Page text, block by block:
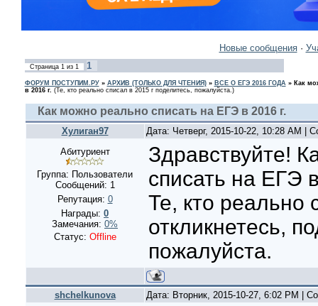
Новые сообщения·
Страница 1из 1 1
ФОРУМ ПОСТУПИМ.РУ» АРХИВ (ТОЛЬКО ДЛЯ ЧТЕНИЯ)» ВСЕ О ЕГЭ 2016 ГОДА » Как
в 2016 г. (Те, кто реально списал в 2015 г поделитесь, пожалуйста.)
Как можно реально списать на ЕГЭ в 2016 г.
Хулиган97
Дата: Четверг, 2015-10-22, 10:28 AM |
Абитуриент
Группа: Пользователи
Сообщений: 1
Репутация: 0
Награды: 0
Замечания: 0%
Статус: Offline
Здравствуйте!
списать на ЕГЭ
Те, кто реально
откликнетесь,
пожалуйста.
shchelkunova
Дата: Вторник, 2015-10-27, 6:02 PM |